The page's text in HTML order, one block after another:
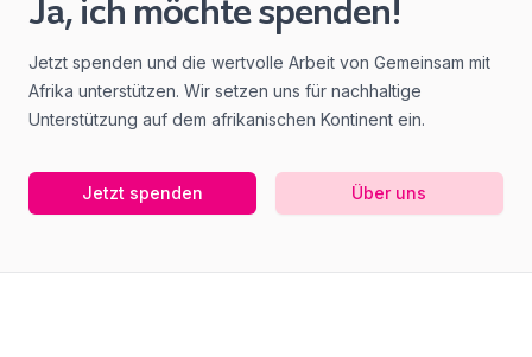
Jetzt spenden und die wertvolle Arbeit von Gemeinsam mit
Afrika unterstützen. Wir setzen uns für nachhaltige
Unterstützung auf dem afrikanischen Kontinent ein.
Jetzt spenden Über uns